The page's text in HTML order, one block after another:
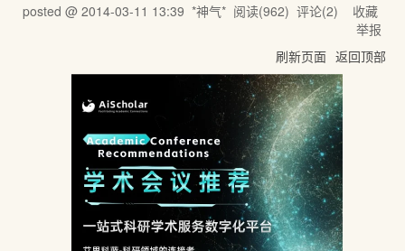
posted @ 2014-03-11 13:39 *神气*阅读(962) 评论(2) 收藏
举报
刷新页面 返回顶部